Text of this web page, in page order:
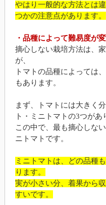
やはり一般的な方法とは
つかの注意点があります。
・品種によって難易度が
摘心しない栽培方法は、
が、
トマトの品種によっては
もあります。
まず、トマトには大きく
ト・ミニトマトの3つがあ
この中で、最も摘心しな
ニトマトです。
ミニトマトは、どの品種
ります。
実が小さい分、着果から
すいです。